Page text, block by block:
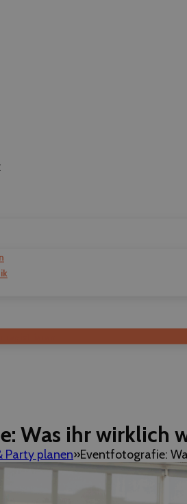
Was ihr wirklich
Party planen Eventfotografie: